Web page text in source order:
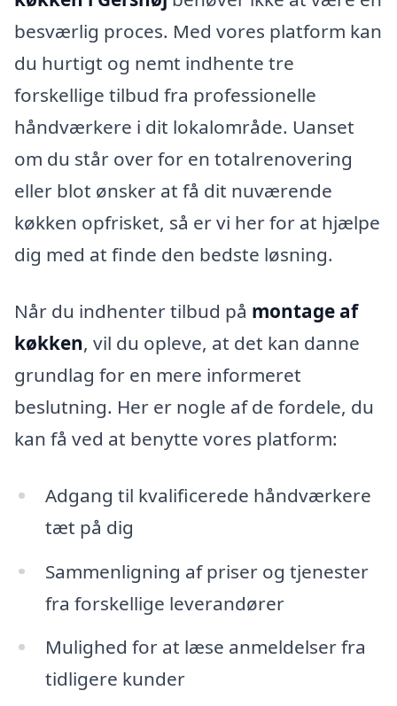
besværlig proces. Med vores platform kan
du hurtigt og nemt indhente tre
forskellige tilbud fra professionelle
håndværkere i dit lokalområde. Uanset
om du står over for en totalrenovering
eller blot ønsker at få dit nuværende
køkken opfrisket, så er vi her for at hjælpe
dig med at finde den bedste løsning.
Når du indhenter tilbud på montage af
køkken, vil du opleve, at det kan danne
grundlag for en mere informeret
beslutning. Her er nogle af de fordele, du
kan få ved at benytte vores platform:
Adgang til kvalificerede håndværkere
tæt på dig
Sammenligning af priser og tjenester
fra forskellige leverandører
Mulighed for at læse anmeldelser fra
tidligere kunder